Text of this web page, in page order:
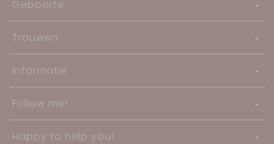
Geboorte
Trouwen
Informatie
Follow me!
Happy to help you!